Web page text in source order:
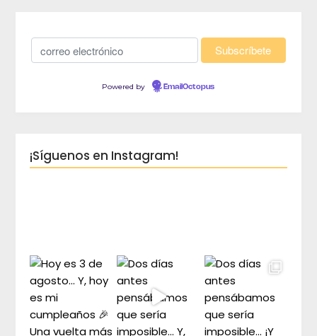
Powered by EmailOctopus
¡Síguenos en Instagram!